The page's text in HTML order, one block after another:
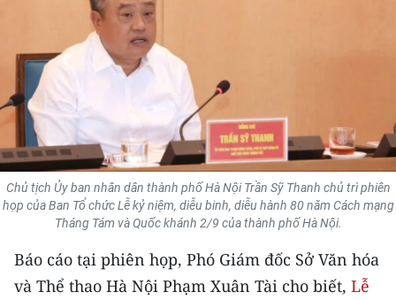
MÔI TRƯỜNG
BẠN ĐỌC
KIỂM CHỨNG THÔNG TIN
TRI THỨC CHUYÊN SÂU
54 DÂN TỘC VIỆT NAM
MỘT SẢN PHẨM
Chủ tịch Ủy ban nhân dân thành phố Hà Nội Trần Sỹ Thanh chủ trì phiên
họp của Ban Tổ chức Lễ kỷ niệm, diễu binh, diễu hành 80 năm Cách mạng
Tháng Tám và Quốc khánh 2/9 của thành phố Hà Nội.
Báo cáo tại phiên họp, Phó Giám đốc Sở Văn hóa
và Thể thao Hà Nội Phạm Xuân Tài cho biết, Lễ